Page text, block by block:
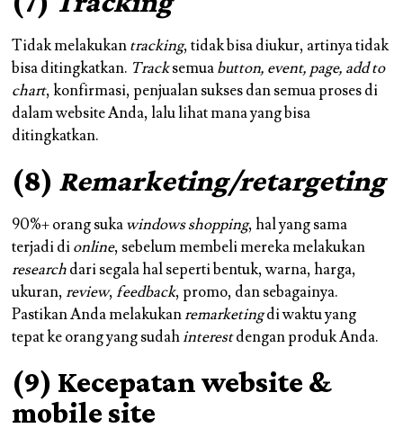
Tidak melakukantracking, tidak bisa diukur, artinya tidak
bisa ditingkatkan. Tracksemuabutton, event, page, add to
chart, konfirmasi, penjualan sukses dan semua proses di
dalam website Anda, lalu lihat mana yang bisa
ditingkatkan.
(8) Remarketing/retargeting
90%+ orang sukawindows shopping, hal yang sama
terjadi dionline, sebelum membeli mereka melakukan
researchdari segala hal seperti bentuk, warna, harga,
ukuran,review, feedback, promo, dan sebagainya.
Pastikan Anda melakukanremarketingdi waktu yang
tepat ke orang yang sudahinterestdengan produk Anda.
(9) Kecepatan website &
mobile site